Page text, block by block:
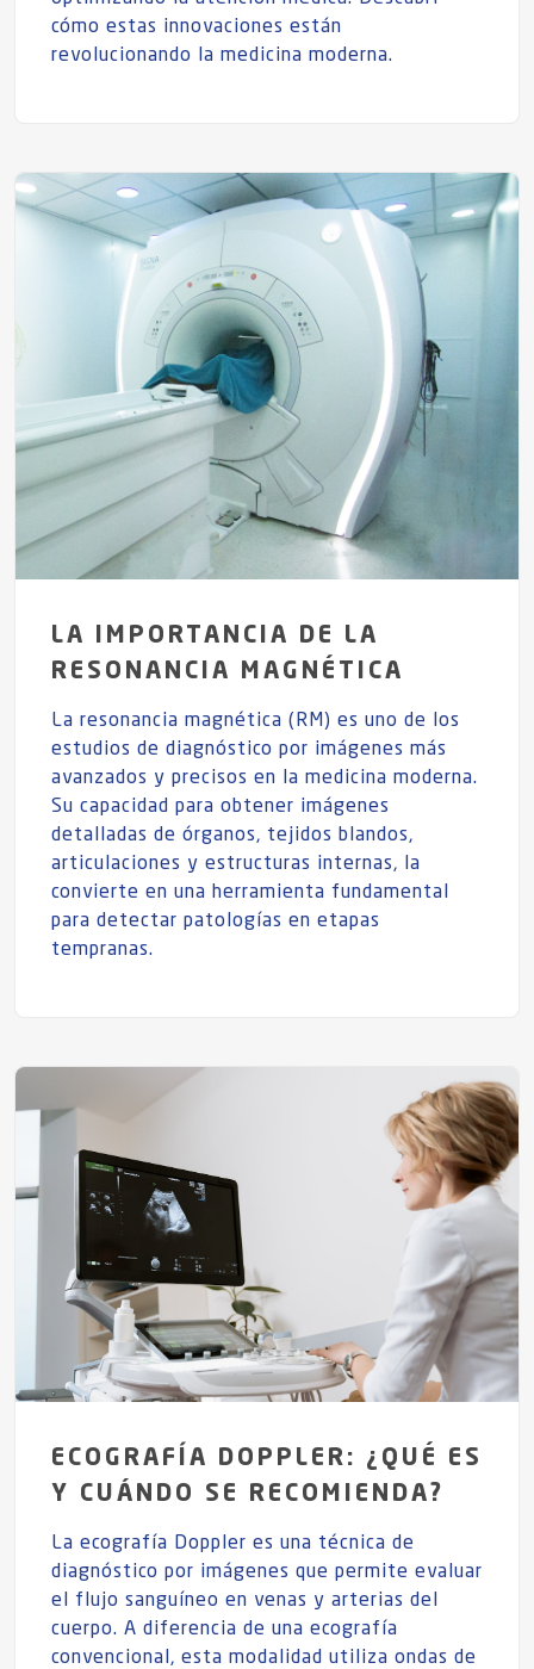
cómo estas innovaciones están
revolucionando la medicina moderna.
LA IMPORTANCIA DE LA
RESONANCIA MAGNÉTICA
La resonancia magnética (RM) es uno de los
estudios de diagnóstico por imágenes más
avanzados y precisos en la medicina moderna.
Su capacidad para obtener imágenes
detalladas de órganos, tejidos blandos,
articulaciones y estructuras internas, la
convierte en una herramienta fundamental
para detectar patologías en etapas
tempranas.
ECOGRAFÍA DOPPLER: ¿QUÉ ES
Y CUÁNDO SE RECOMIENDA?
La ecografía Doppler es una técnica de
diagnóstico por imágenes que permite evaluar
el flujo sanguíneo en venas y arterias del
cuerpo. A diferencia de una ecografía
convencional, esta modalidad utiliza ondas de